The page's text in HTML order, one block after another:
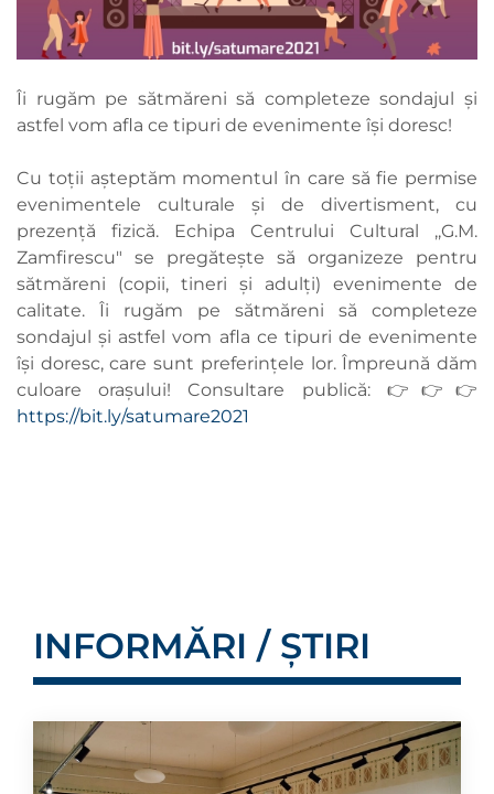
Îi rugăm pe sătmăreni să completeze sondajul și
astfel vom afla ce tipuri de evenimente își doresc!
Cu toții așteptăm momentul în care să fie permise
evenimentele culturale și de divertisment, cu
prezență fizică. Echipa Centrului Cultural ,,G.M.
Zamfirescu" se pregătește să organizeze pentru
sătmăreni (copii, tineri și adulți) evenimente de
calitate. Îi rugăm pe sătmăreni să completeze
sondajul și astfel vom afla ce tipuri de evenimente
își doresc, care sunt preferințele lor. Împreună dăm
culoare orașului! Consultare publică: 👉👉👉
https://bit.ly/satumare2021
INFORMĂRI / ȘTIRI